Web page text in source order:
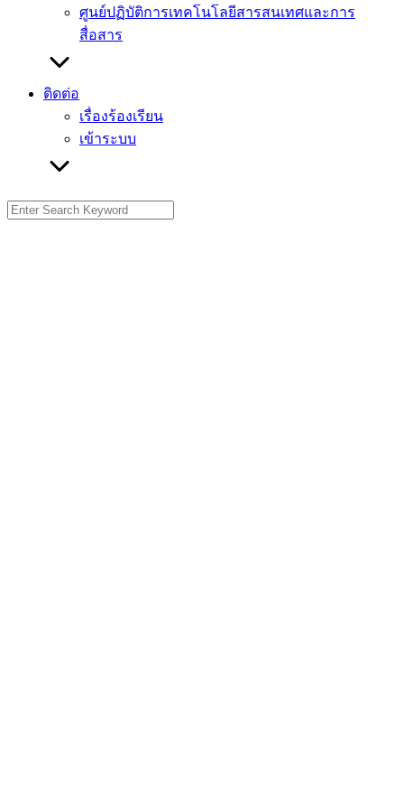
ศูนย์ปฏิบัติการเทคโนโลยีสารสนเทศและการ
สื่อสาร
ติดต่อ
เรื่องร้องเรียน
เข้าระบบ
Search
for: